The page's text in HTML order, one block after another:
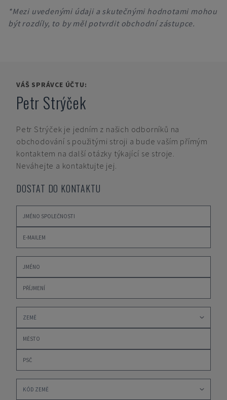
*Mezi uvedenými údaji a skutečnými hodnotami mohou
být rozdíly, to by měl potvrdit obchodní zástupce.
VÁŠ SPRÁVCE ÚČTU:
Petr Strýček
Petr Strýček je jedním z našich odborníků na
obchodování s použitými stroji a bude vaším přímým
kontaktem na další otázky týkající se stroje.
Neváhejte a kontaktujte jej.
DOSTAT DO KONTAKTU